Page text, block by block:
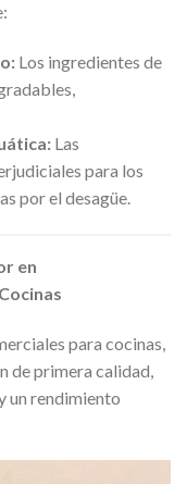
Los ingredientes de
Las
para los
por el desagüe.
en
para cocinas,
de primera calidad,
un rendimiento